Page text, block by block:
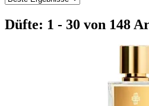
Düfte: 1 - 30 von 148